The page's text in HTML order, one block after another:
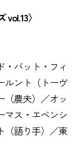
〉
バット・フィ
ルント（トーヴ
（農夫）／オッ
マス・エベンシ
（語り手）／東